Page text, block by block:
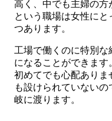
高く、中でも主婦の
という職場は女性に
つあります。
工場で働くのに特別
になることができます
初めてでも心配ありま
も設けられていない
岐に渡ります。